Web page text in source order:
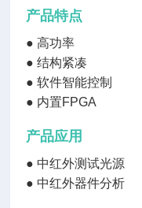
产品特点
● 高功率
● 结构紧凑
● 软件智能控制
● 内置FPGA
产品应用
● 中红外测试光源
● 中红外器件分析